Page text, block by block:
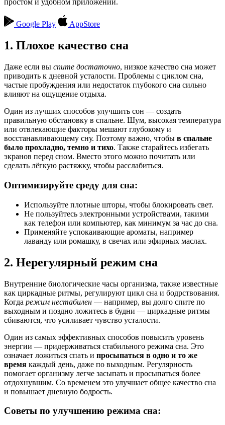
Google Play AppStore
1. Плохое качество сна
Даже если вы спите достаточно, низкое качество сна может
приводить к дневной усталости. Проблемы с циклом сна,
частые пробуждения или недостаток глубокого сна сильно
влияют на ощущение отдыха.
Один из лучших способов улучшить сон — создать
правильную обстановку в спальне. Шум, высокая температура
или отвлекающие факторы мешают глубокому и
восстанавливающему сну. Поэтому важно, чтобы в спальне
было прохладно, темно и тихо. Также старайтесь избегать
экранов перед сном. Вместо этого можно почитать или
сделать лёгкую растяжку, чтобы расслабиться.
Оптимизируйте среду для сна:
Используйте плотные шторы, чтобы блокировать свет.
Не пользуйтесь электронными устройствами, такими
как телефон или компьютер, как минимум за час до сна.
Применяйте успокаивающие ароматы, например
лаванду или ромашку, в свечах или эфирных маслах.
2. Нерегулярный режим сна
Внутренние биологические часы организма, также известные
как циркадные ритмы, регулируют цикл сна и бодрствования.
Когда режим нестабилен — например, вы долго спите по
выходным и поздно ложитесь в будни — циркадные ритмы
сбиваются, что усиливает чувство усталости.
Один из самых эффективных способов повысить уровень
энергии — придерживаться стабильного режима сна. Это
означает ложиться спать и просыпаться в одно и то же
время каждый день, даже по выходным. Регулярность
помогает организму легче засыпать и просыпаться более
отдохнувшим. Со временем это улучшает общее качество сна
и повышает дневную бодрость.
Советы по улучшению режима сна: